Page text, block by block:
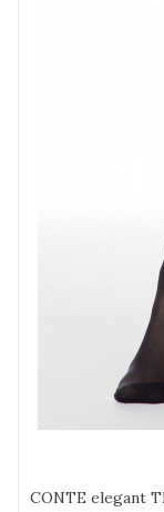
CONTE elegant